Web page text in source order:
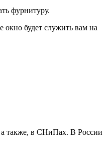
фурнитуру.
окно будет служить вам на
а также, в СНиПах. В России